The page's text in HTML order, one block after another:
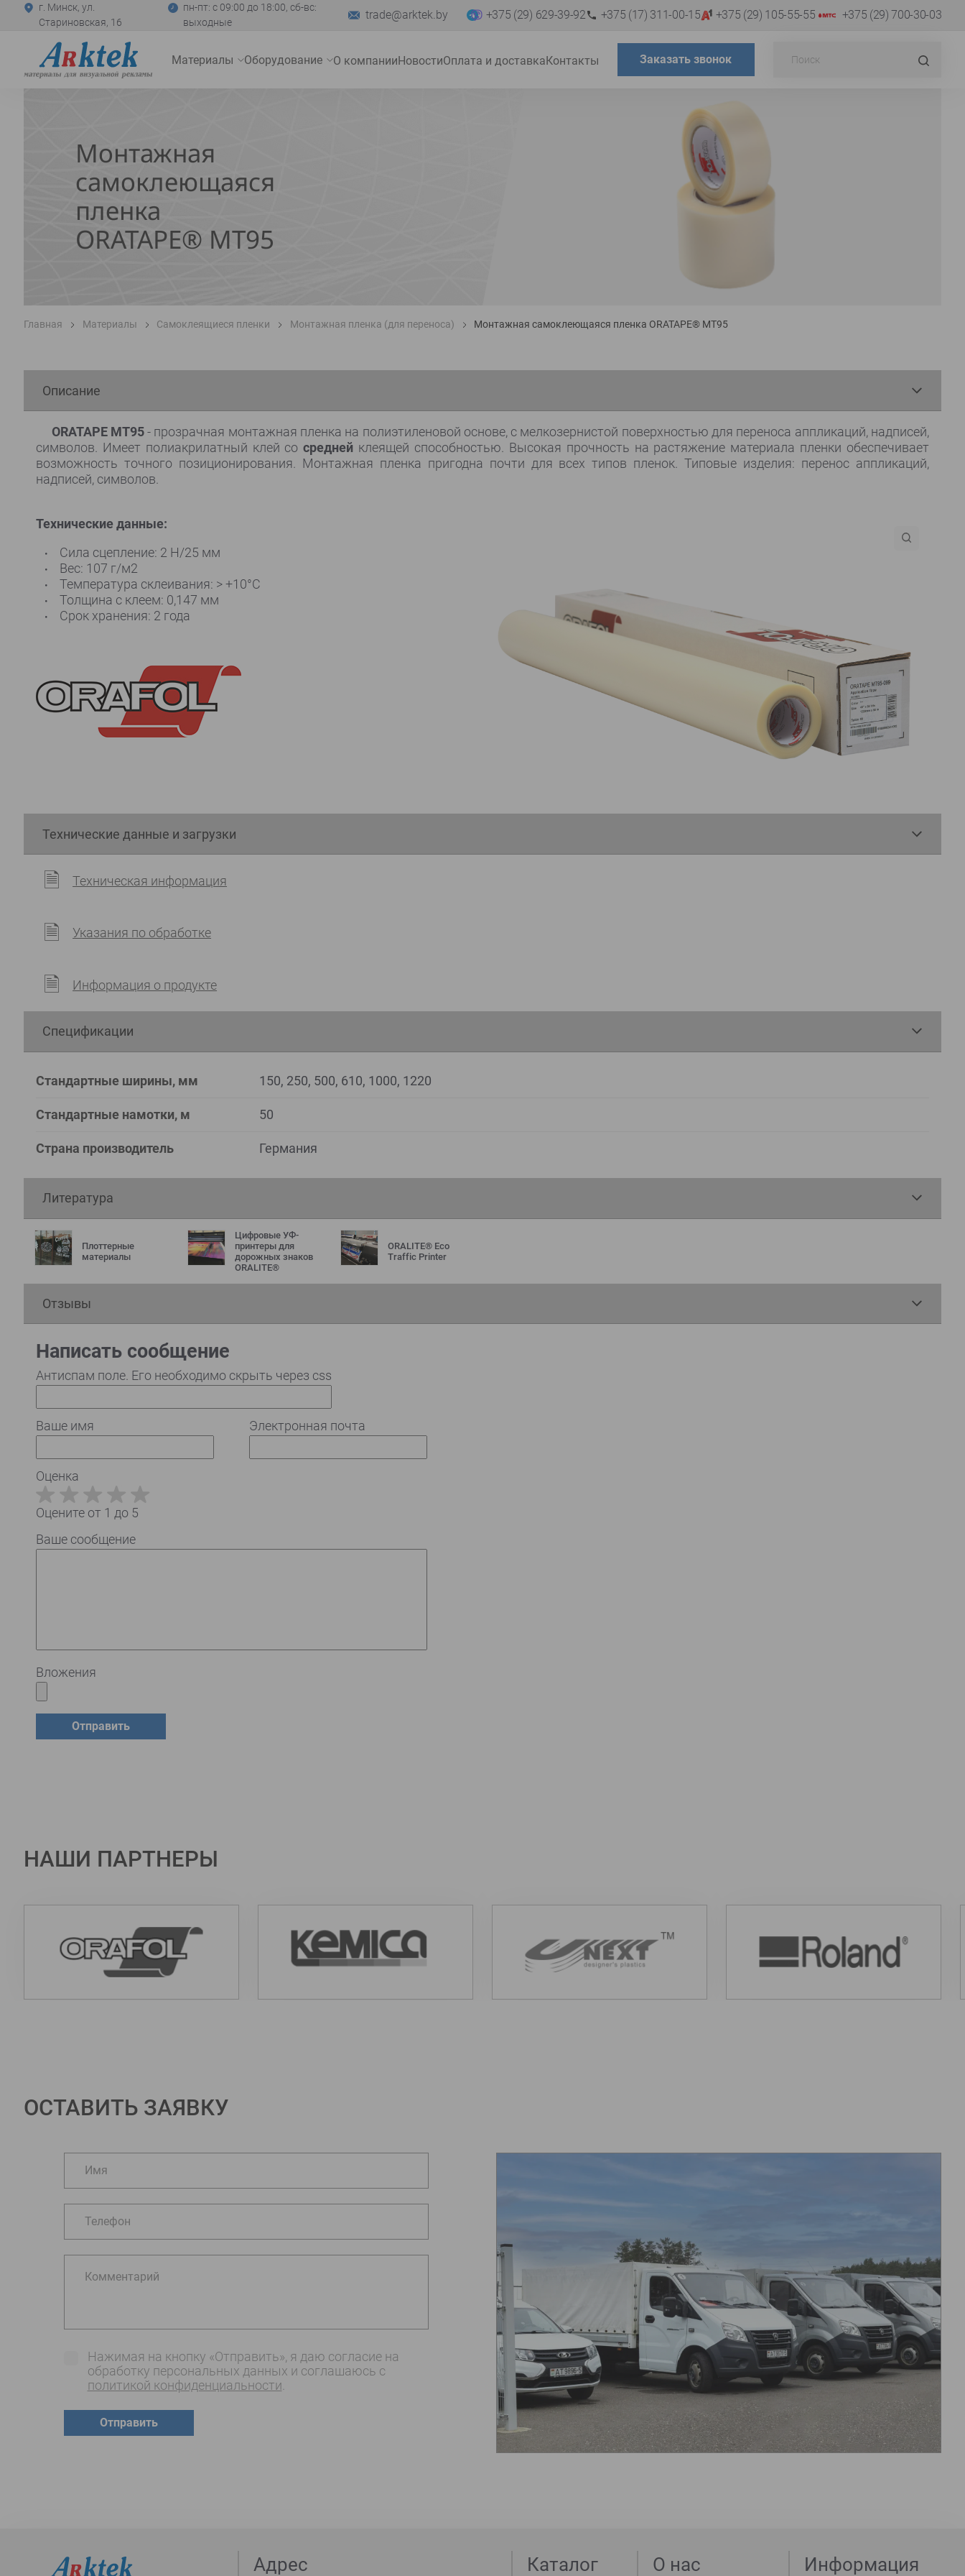
г. Минск, ул.
Стариновская, 16
пн-пт: с 09:00 до 18:00, сб-вс:
выходные
trade@arktek.by +375 (29) 629-39-92 +375 (17) 311-00-15 +375 (29) 105-55-55 +375 (29) 700-30-03
главную
Материалы Оборудование О компанииНовостиОплата и доставкаКонтакты Заказать звонок
Монтажная
самоклеющаяся
пленка
ORATAPE® MT95
Главная Материалы Самоклеящиеся пленки Монтажная пленка (для переноса) Монтажная самоклеющаяся пленка ORATAPE® MT95
Описание
ORATAPE MT95- прозрачная монтажная пленка на полиэтиленовой основе, с мелкозернистой поверхностью для переноса аппликаций, надписей,
символов. Имеет полиакрилатный клей сосредней клеящей способностью. Высокая прочность на растяжение материала пленки обеспечивает
возможность точного позиционирования. Монтажная пленка пригодна почти для всех типов пленок. Типовые изделия: перенос аппликаций,
надписей, символов.
Технические данные:
Сила сцепление: 2 Н/25 мм
Вес: 107 г/м2
Температура склеивания: > +10°C
Толщина с клеем: 0,147 мм
Срок хранения: 2 года
Технические данные и загрузки
Техническая информация
Указания по обработке
Информация о продукте
Спецификации
Стандартные ширины, мм 150, 250, 500, 610, 1000, 1220
Стандартные намотки, м 50
Страна производитель Германия
Литература
Плоттерные
материалы
Цифровые УФ-
принтеры для
дорожных знаков
ORALITE®
ORALITE® Eco
Traffic Printer
Отзывы
Написать сообщение
Антиспам поле. Его необходимо скрыть через css
Ваше имя Электронная почта
Оценка
Оцените от 1 до 5
Ваше сообщение
Вложения
НАШИ ПАРТНЕРЫ
ОСТАВИТЬ ЗАЯВКУ
Нажимая на кнопку «Отправить», я даю согласие на
обработку персональных данных и соглашаюсь c
политикой конфиденциальности
Отправить
Адрес Каталог О нас Информация